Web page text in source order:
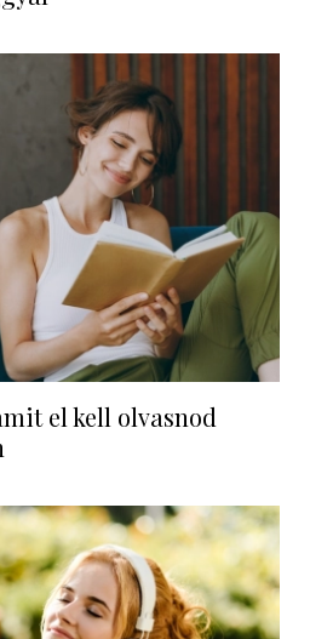
el kell olvasnod